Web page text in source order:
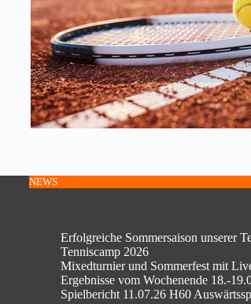
NEWS
Erfolgreiche Sommersaison unserer
Tenniscamp 2026
Mixedturnier und Sommerfest mit
Ergebnisse vom Wochenende 18.-
Spielbericht 11.07.26 H60